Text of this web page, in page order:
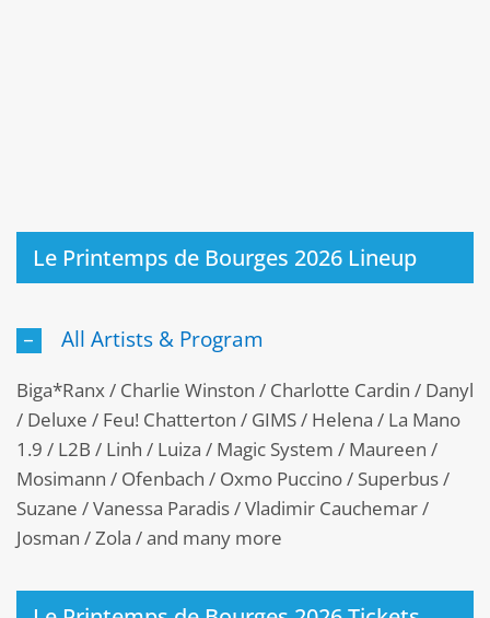
Le Printemps de Bourges 2026 Lineup
All Artists & Program
Biga*Ranx / Charlie Winston / Charlotte Cardin / Danyl
/ Deluxe / Feu! Chatterton / GIMS / Helena / La Mano
1.9 / L2B / Linh / Luiza / Magic System / Maureen /
Mosimann / Ofenbach / Oxmo Puccino / Superbus /
Suzane / Vanessa Paradis / Vladimir Cauchemar /
Josman / Zola / and many more